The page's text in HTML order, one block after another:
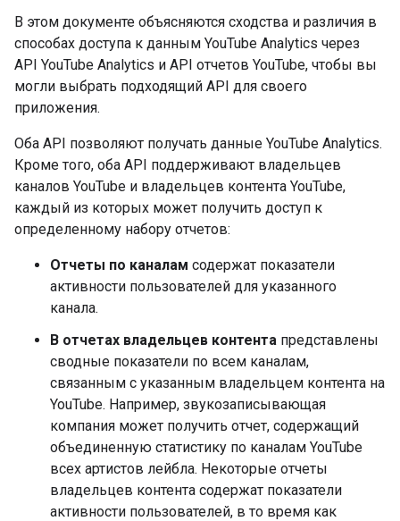
В этом документе объясняются сходства и различия в
способах доступа к данным YouTube Analytics через
API YouTube Analytics и API отчетов YouTube, чтобы вы
могли выбрать подходящий API для своего
приложения.
Оба API позволяют получать данные YouTube Analytics.
Кроме того, оба API поддерживают владельцев
каналов YouTube и владельцев контента YouTube,
каждый из которых может получить доступ к
определенному набору отчетов:
Отчеты по каналам содержат показатели
активности пользователей для указанного
канала.
В отчетах владельцев контента представлены
сводные показатели по всем каналам,
связанным с указанным владельцем контента на
YouTube. Например, звукозаписывающая
компания может получить отчет, содержащий
объединенную статистику по каналам YouTube
всех артистов лейбла. Некоторые отчеты
владельцев контента содержат показатели
активности пользователей, в то время как